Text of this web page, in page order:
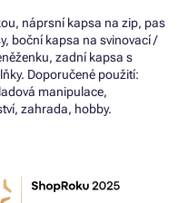
náprsní kapsa na zip, pas
boční kapsa na svinovací /
zadní kapsa s
Doporučené použití:
manipulace,
zahrada, hobby.